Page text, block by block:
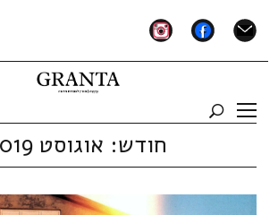
mail
facebook
instagram
חודש: אוגוסט 2019